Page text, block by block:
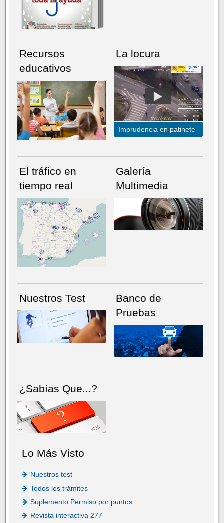
NÚMERO ACTUALHEMEROTECA
Recursos
educativos
La locura
Imprudencia en patinete
El tráfico en
tiempo real
Galería
Multimedia
Nuestros Test
Banco de
Pruebas
¿Sabías Que...?
Lo Más Visto
Nuestros test
Todos los trámites
Suplemento Permiso por puntos
Revista interactiva 277